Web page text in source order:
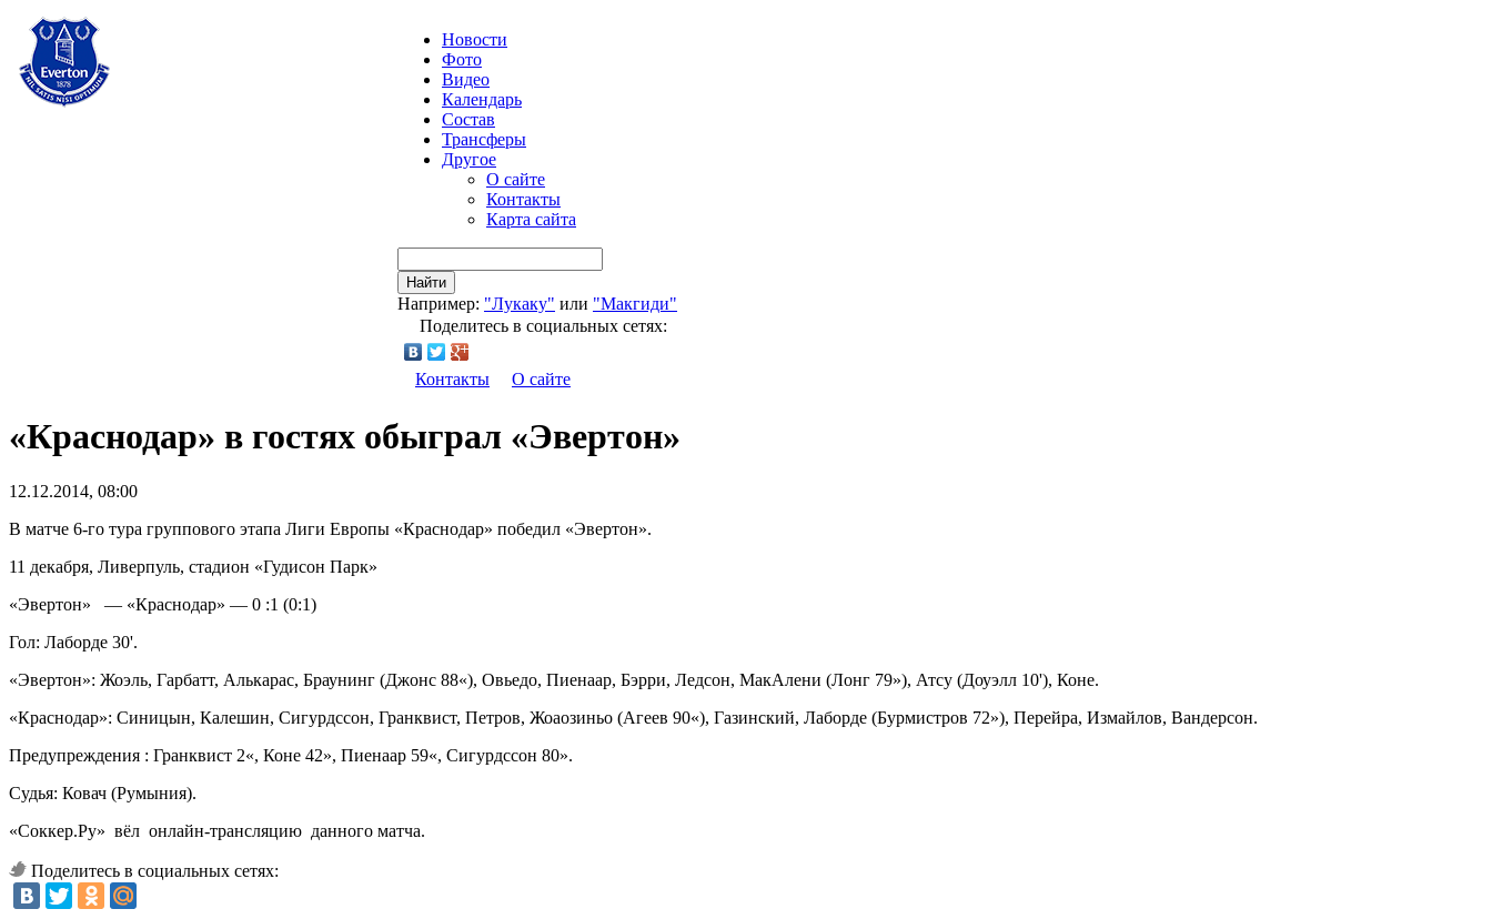
Новости
Фото
Видео
Календарь
Состав
Трансферы
Другое
О сайте
Контакты
Карта сайта
Найти
Например: "Лукаку" или "Макгиди"
Поделитесь в социальных сетях:
Контакты О сайте
«Краснодар» в гостях обыграл «Эвертон»
12.12.2014, 08:00
В матче 6-го тура группового этапа Лиги Европы «Краснодар» победил «Эвертон».
11 декабря, Ливерпуль, стадион «Гудисон Парк»
«Эвертон» — «Краснодар» — 0 :1 (0:1)
Гол: Лаборде 30'.
«Эвертон»: Жоэль, Гарбатт, Алькарас, Браунинг (Джонс 88«), Овьедо, Пиенаар, Бэрри, Ледсон, МакАлени (Лонг 79»), Атсу (Доуэлл 10'), Коне.
«Краснодар»: Синицын, Калешин, Сигурдссон, Гранквист, Петров, Жоаозиньо (Агеев 90«), Газинский, Лаборде (Бурмистров 72»), Перейра, Измайлов, Вандерсон.
Предупреждения : Гранквист 2«, Коне 42», Пиенаар 59«, Сигурдссон 80».
Судья: Ковач (Румыния).
«Соккер.Ру» вёл онлайн-трансляцию данного матча.
Поделитесь в социальных сетях: